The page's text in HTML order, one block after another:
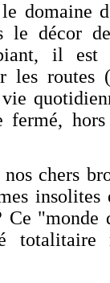
le décor
il est
les routes
fermé,
chers
"monde
totalitaire